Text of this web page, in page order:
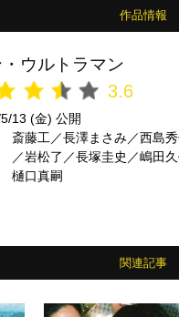
作品情報
ウルトラマン
3.6
13 (金) 公開
斎藤工／長澤まさみ／西島
／岩松了／長塚圭史／嶋田
樋口真嗣
関連記事